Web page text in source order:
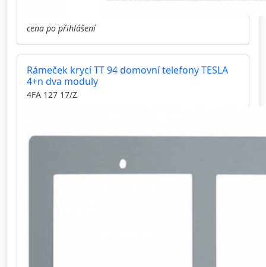
cena po přihlášení
Rámeček krycí TT 94 domovní telefony TESLA
4+n dva moduly
4FA 127 17/Z